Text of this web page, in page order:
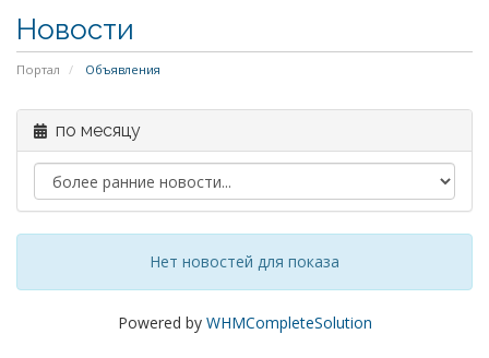
Новости
Портал Объявления
по месяцу
Нет новостей для показа
Powered by WHMCompleteSolution